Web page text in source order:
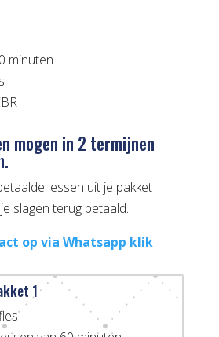
minuten
mogen in 2 termijnen
lessen uit je pakket
slagen terug betaald.
op via Whatsapp klik
1